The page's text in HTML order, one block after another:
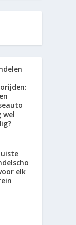
wel
elk